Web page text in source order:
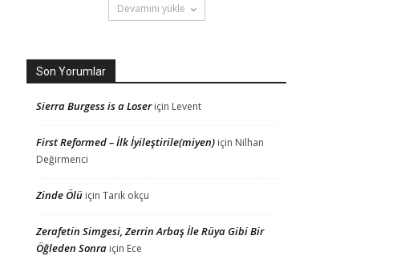
Devamını yükle
Son Yorumlar
Sierra Burgess is a Loseriçin Levent
First Reformed – İlk İyileştirile(miyen) için Nilhan
Değirmenci
Zinde Ölü için Tarık okçu
Zerafetin Simgesi, Zerrin Arbaş İle Rüya Gibi Bir
Öğleden Sonra için Ece